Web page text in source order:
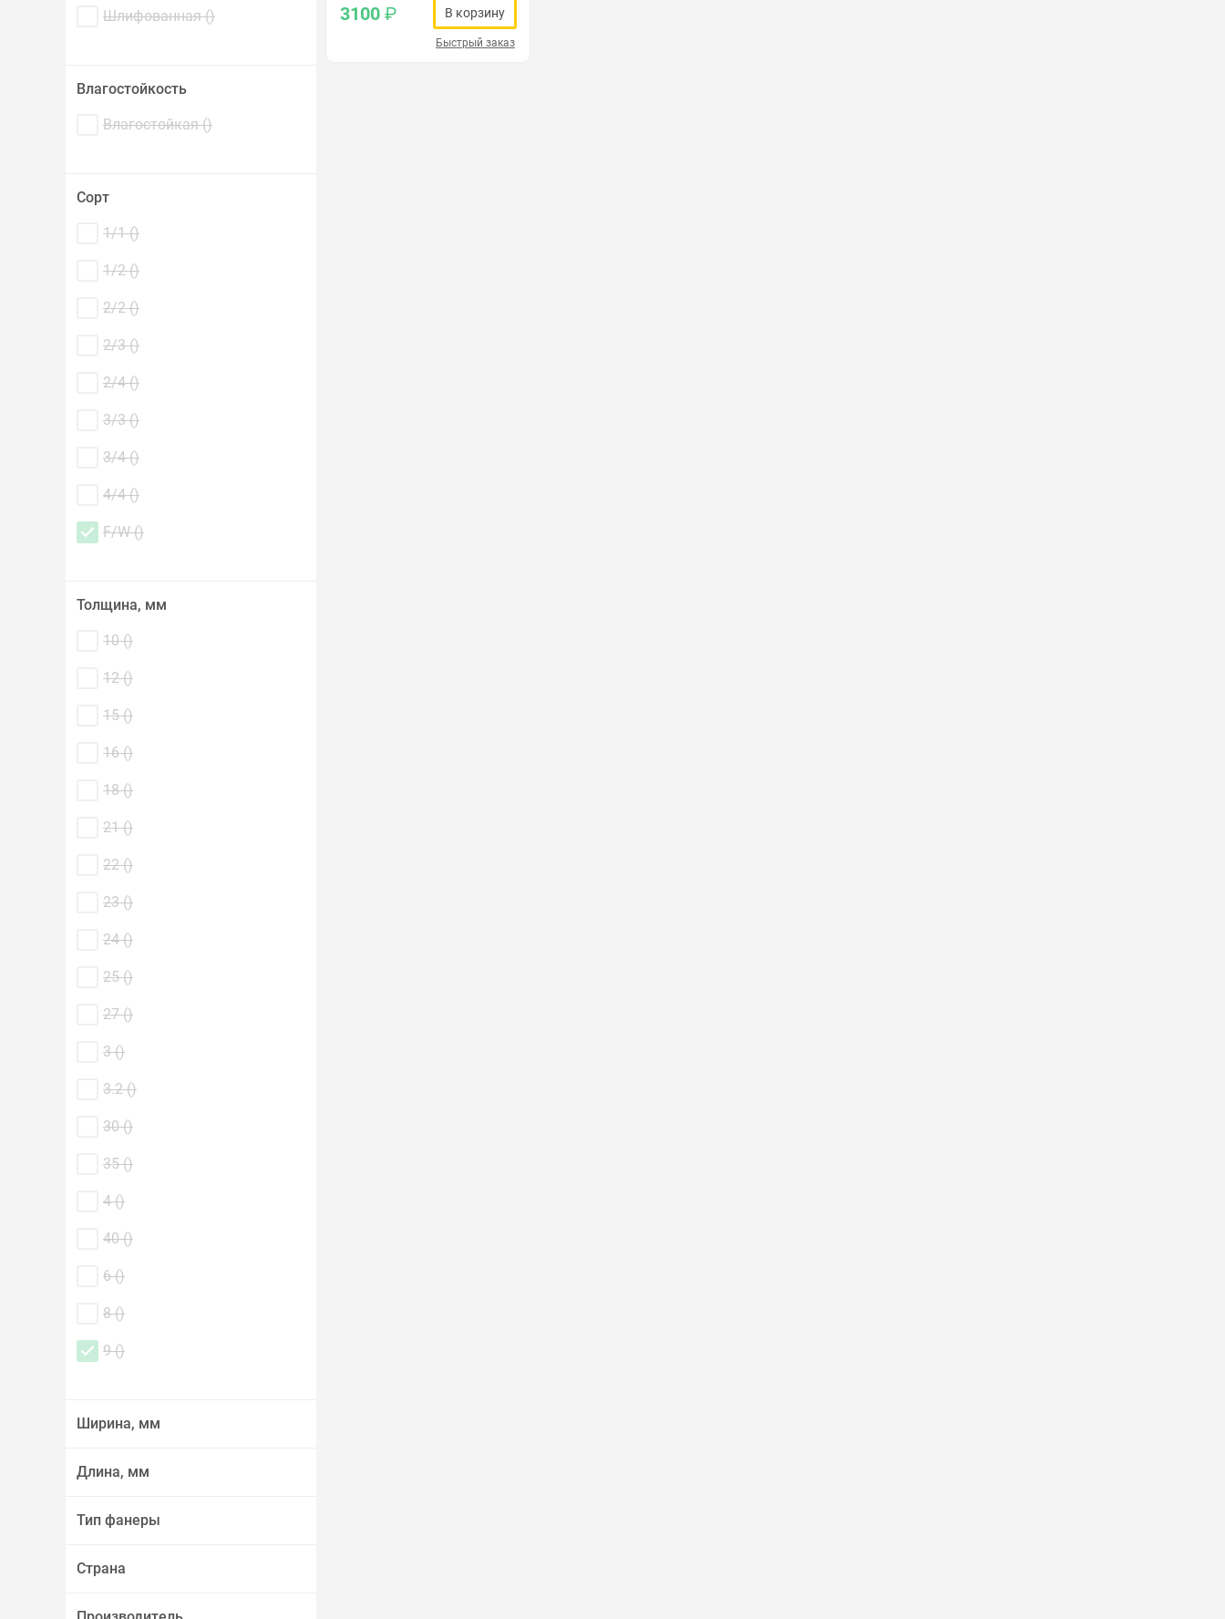
Шлифованная ()
Влагостойкость
Влагостойкая ()
Сорт
1/1 ()
1/2 ()
2/2 ()
2/3 ()
2/4 ()
3/3 ()
3/4 ()
4/4 ()
F/W ()
Толщина, мм
10 ()
12 ()
15 ()
16 ()
18 ()
21 ()
22 ()
23 ()
24 ()
25 ()
27 ()
3 ()
3.2 ()
30 ()
35 ()
4 ()
40 ()
6 ()
8 ()
9 ()
Ширина, мм
Длина, мм
Тип фанеры
Страна
3100 ₽ В корзину
Быстрый заказ